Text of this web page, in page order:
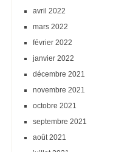
avril 2022
mars 2022
février 2022
janvier 2022
décembre 2021
novembre 2021
octobre 2021
septembre 2021
août 2021